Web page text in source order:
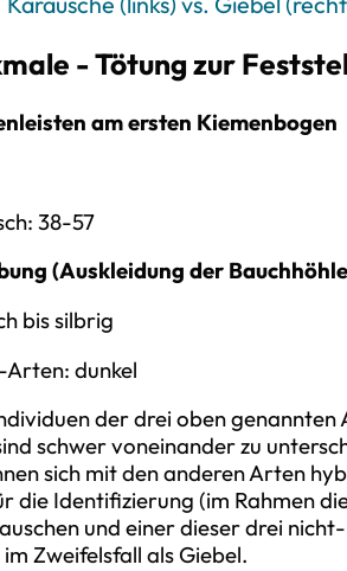
- Tötung zur
am ersten Kiemenbogen
38-57
(Auskleidung der
bis silbrig
dunkel
der drei oben genannten
schwer voneinander zu
sich mit den anderen Arten
die Identifizierung (im Rahmen
und einer dieser drei
Zweifelsfall als Giebel.